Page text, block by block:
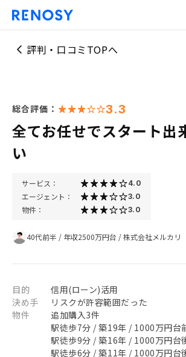
評判・口コミTOPへ
総合評価： 3.3
全てお任せでスタート出
い
サービス： 4.0
エージェント： 3.0
物件： 3.0
40代前半 / 年収2500万円台 /株式会社メルカリ
目的
信用(ローン)活用
決め手
リスクが許容範囲だった
物件
追加購入3件
駅徒歩7分 / 築19年 / 1000万円台
駅徒歩9分 / 築16年 / 1000万円台
駅徒歩6分 / 築11年 / 1000万円台